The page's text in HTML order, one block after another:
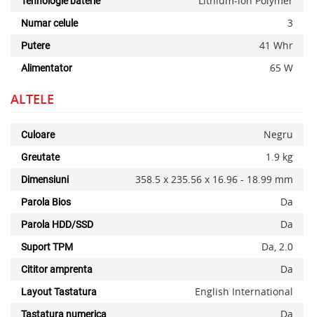
Numar celule 3
Putere 41 Whr
Alimentator 65 W
ALTELE
Culoare Negru
Greutate 1.9 kg
Dimensiuni 358.5 x 235.56 x 16.96 - 18.99 mm
Parola Bios Da
Parola HDD/SSD Da
Suport TPM Da, 2.0
Cititor amprenta Da
Layout Tastatura English International
Tastatura numerica Da